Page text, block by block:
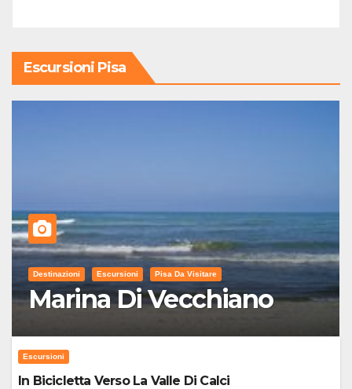
Escursioni Pisa
Destinazioni Escursioni Pisa Da Visitare
Marina Di Vecchiano
Escursioni
In Bicicletta Verso La Valle Di Calci